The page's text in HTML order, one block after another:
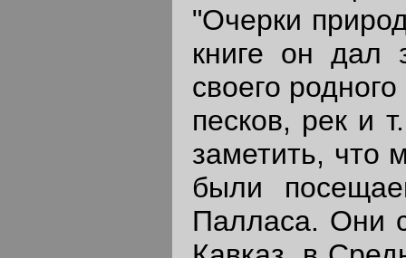
"Очерки
книге он дал
своего
песков, рек и
заметить, что
были
Палласа. Они